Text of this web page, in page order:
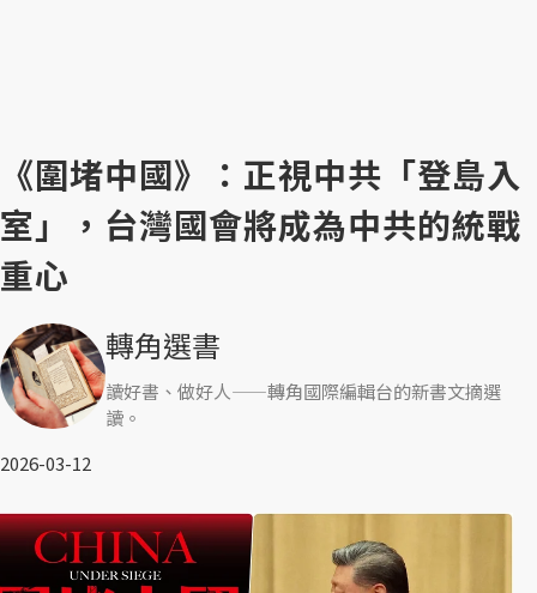
《圍堵中國》：正視中共「登島入
室」，台灣國會將成為中共的統戰
重心
轉角選書
讀好書、做好人——轉角國際編輯台的新書文摘選
讀。
2026-03-12